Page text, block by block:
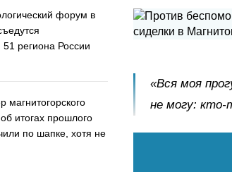
форум в
51 региона России
магнитогорского
итогах прошлого
по шапке, хотя не
«Вся моя
не могу: кто-